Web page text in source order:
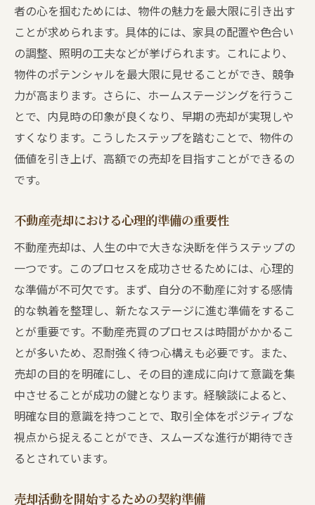
者の心を掴むためには、物件の魅力を最大限に引き出す
ことが求められます。具体的には、家具の配置や色合い
の調整、照明の工夫などが挙げられます。これにより、
物件のポテンシャルを最大限に見せることができ、競争
力が高まります。さらに、ホームステージングを行うこ
とで、内見時の印象が良くなり、早期の売却が実現しや
すくなります。こうしたステップを踏むことで、物件の
価値を引き上げ、高額での売却を目指すことができるの
です。
不動産売却における心理的準備の重要性
不動産売却は、人生の中で大きな決断を伴うステップの
一つです。このプロセスを成功させるためには、心理的
な準備が不可欠です。まず、自分の不動産に対する感情
的な執着を整理し、新たなステージに進む準備をするこ
とが重要です。不動産売買のプロセスは時間がかかるこ
とが多いため、忍耐強く待つ心構えも必要です。また、
売却の目的を明確にし、その目的達成に向けて意識を集
中させることが成功の鍵となります。経験談によると、
明確な目的意識を持つことで、取引全体をポジティブな
視点から捉えることができ、スムーズな進行が期待でき
るとされています。
売却活動を開始するための契約準備